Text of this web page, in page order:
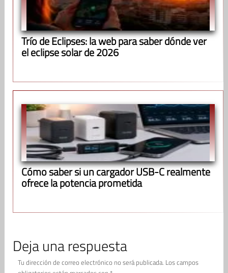
Trío de Eclipses: la web para saber dónde ver
el eclipse solar de 2026
Cómo saber si un cargador USB-C realmente
ofrece la potencia prometida
Deja una respuesta
Tu dirección de correo electrónico no será publicada. Los campos